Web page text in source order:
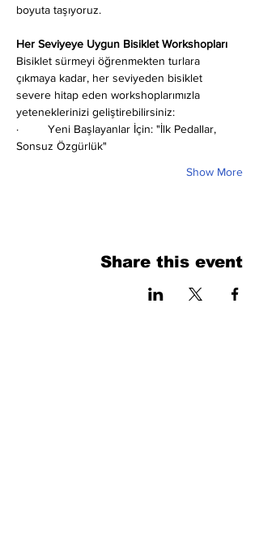
boyuta taşıyoruz.
Her Seviyeye Uygun Bisiklet Workshopları
Bisiklet sürmeyi öğrenmekten turlara
çıkmaya kadar, her seviyeden bisiklet
severe hitap eden workshoplarımızla
yeteneklerinizi geliştirebilirsiniz:
·         Yeni Başlayanlar İçin: "İlk Pedallar,
Sonsuz Özgürlük"
Show More
Share this event